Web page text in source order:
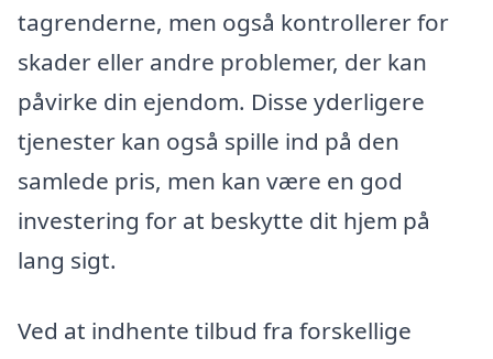
tagrenderne, men også kontrollerer for
skader eller andre problemer, der kan
påvirke din ejendom. Disse yderligere
tjenester kan også spille ind på den
samlede pris, men kan være en god
investering for at beskytte dit hjem på
lang sigt.
Ved at indhente tilbud fra forskellige